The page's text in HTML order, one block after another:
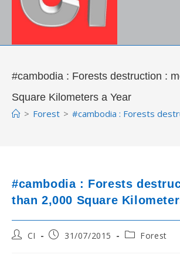
#cambodia : Forests destruction :
Square Kilometers a Year
> Forest > #cambodia : Forests
#cambodia : Forests
than 2,000 Square
PostCI
Post31/07/2015
PostForest